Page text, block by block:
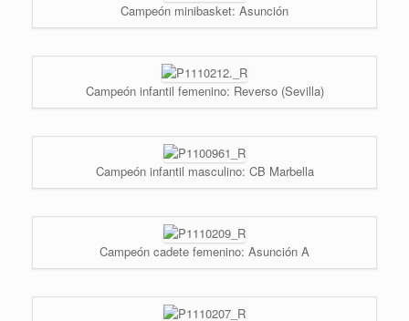
Campeón minibasket: Asunción
Campeón infantil femenino: Reverso (Sevilla)
Campeón infantil masculino: CB Marbella
Campeón cadete femenino: Asunción A